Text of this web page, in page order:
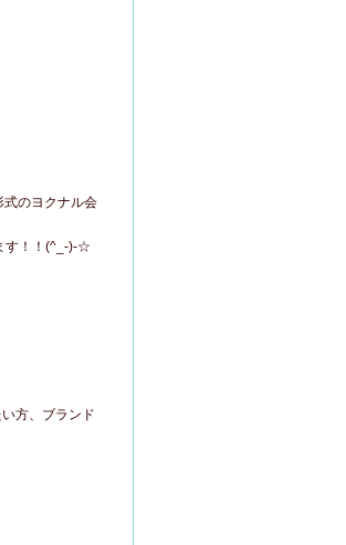
のヨクナル会
す！！(^_-)-☆
方、ブランド